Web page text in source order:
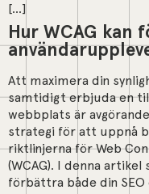
[…]
Hur WCAG kan
Att maximera din
samtidigt erbjuda en
webbplats är
strategi för att uppnå
riktlinjerna för Web
(WCAG). I denna artikel
förbättra både din